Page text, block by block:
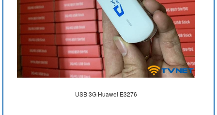
USB 3G Huawei E3276